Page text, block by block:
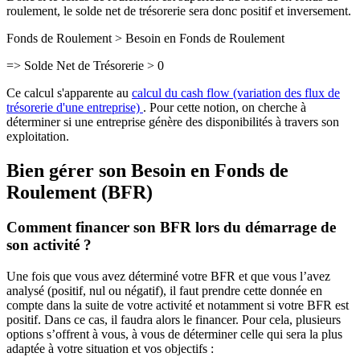
roulement, le solde net de trésorerie sera donc positif et inversement.
Fonds de Roulement > Besoin en Fonds de Roulement
=> Solde Net de Trésorerie > 0
Ce calcul s'apparente au calcul du cash flow (variation des flux de
trésorerie d'une entreprise) . Pour cette notion, on cherche à
déterminer si une entreprise génère des disponibilités à travers son
exploitation.
Bien gérer son Besoin en Fonds de
Roulement (BFR)
Comment financer son BFR lors du démarrage de
son activité ?
Une fois que vous avez déterminé votre BFR et que vous l’avez
analysé (positif, nul ou négatif), il faut prendre cette donnée en
compte dans la suite de votre activité et notamment si votre BFR est
positif. Dans ce cas, il faudra alors le financer. Pour cela, plusieurs
options s’offrent à vous, à vous de déterminer celle qui sera la plus
adaptée à votre situation et vos objectifs :